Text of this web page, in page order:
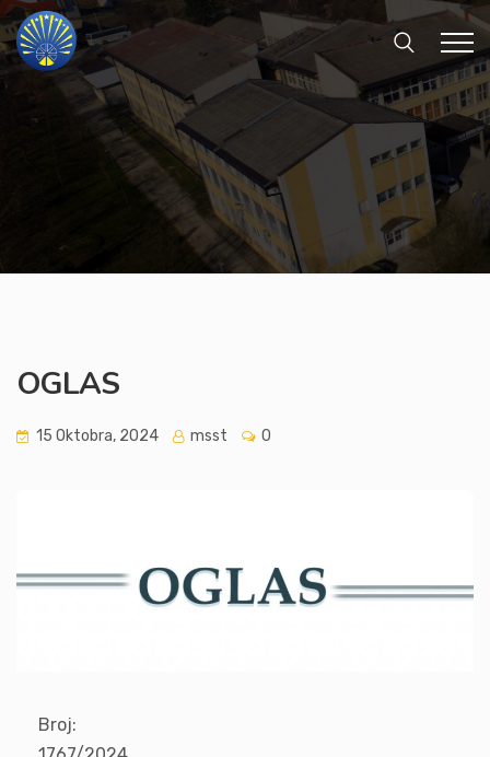
OGLAS
15 Oktobra, 2024 msst 0
Broj: